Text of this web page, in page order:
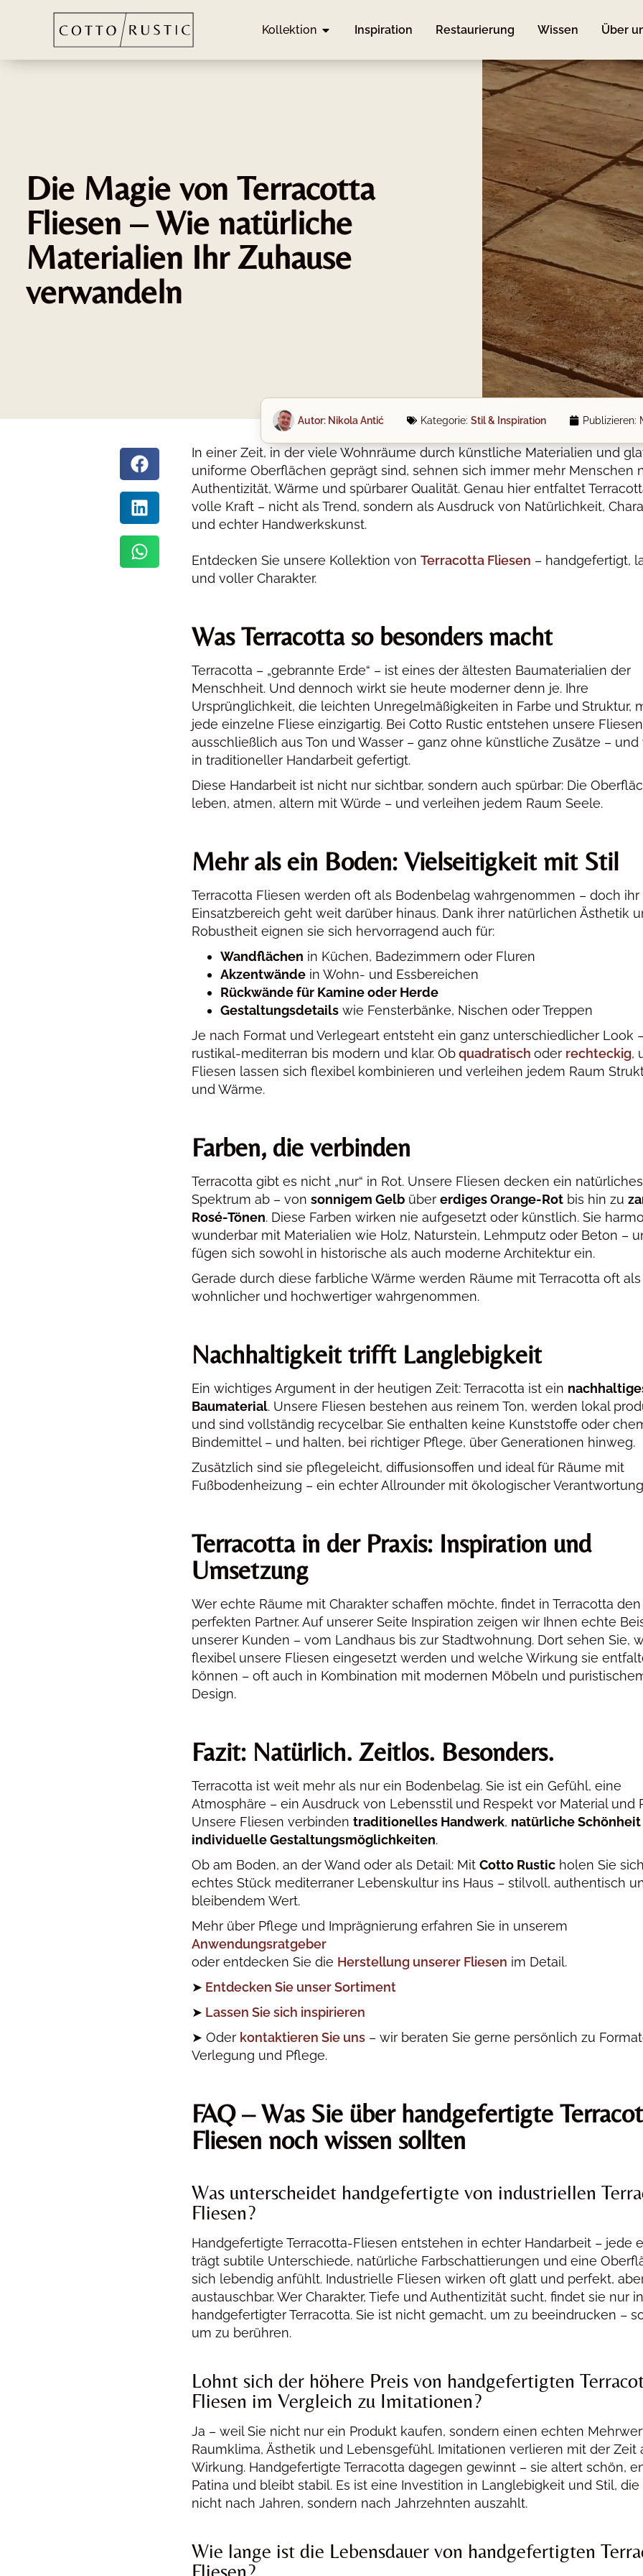
Kollektion Inspiration Restaurierung Wissen Über
Die Magie von Terracotta
Fliesen – Wie natürliche
Materialien Ihr Zuhause
verwandeln
Autor: Nikola Antić Kategorie: Stil & Inspiration Publizieren:
In einer Zeit, in der viele Wohnräume durch künstliche Materialien und
uniforme Oberflächen geprägt sind, sehnen sich immer mehr Menschen
Authentizität, Wärme und spürbarer Qualität. Genau hier entfaltet
volle Kraft – nicht als Trend, sondern als Ausdruck von Natürlichkeit,
und echter Handwerkskunst.
Entdecken Sie unsere Kollektion von Terracotta Fliesen – handgefertigt,
und voller Charakter.
Was Terracotta so besonders macht
Terracotta – „gebrannte Erde“ – ist eines der ältesten Baumaterialien der
Menschheit. Und dennoch wirkt sie heute moderner denn je. Ihre
Ursprünglichkeit, die leichten Unregelmäßigkeiten in Farbe und Struktur,
jede einzelne Fliese einzigartig. Bei Cotto Rustic entstehen unsere Fliesen
ausschließlich aus Ton und Wasser – ganz ohne künstliche Zusätze –
in traditioneller Handarbeit gefertigt.
Diese Handarbeit ist nicht nur sichtbar, sondern auch spürbar: Die
leben, atmen, altern mit Würde – und verleihen jedem Raum Seele.
Mehr als ein Boden: Vielseitigkeit mit Stil
Terracotta Fliesen werden oft als Bodenbelag wahrgenommen – doch ihr
Einsatzbereich geht weit darüber hinaus. Dank ihrer natürlichen Ästhetik
Robustheit eignen sie sich hervorragend auch für:
Wandflächen in Küchen, Badezimmern oder Fluren
Akzentwände in Wohn- und Essbereichen
Rückwände für Kamine oder Herde
Gestaltungsdetails wie Fensterbänke, Nischen oder Treppen
Je nach Format und Verlegeart entsteht ein ganz unterschiedlicher Look
rustikal-mediterran bis modern und klar. Obquadratisch oder rechteckig,
Fliesen lassen sich flexibel kombinieren und verleihen jedem Raum
und Wärme.
Farben, die verbinden
Terracotta gibt es nicht „nur“ in Rot. Unsere Fliesen decken ein natürliches
Spektrum ab – von sonnigem Gelb über erdiges Orange-Rot bis hin zu
Rosé-Tönen. Diese Farben wirken nie aufgesetzt oder künstlich. Sie
wunderbar mit Materialien wie Holz, Naturstein, Lehmputz oder Beton –
fügen sich sowohl in historische als auch moderne Architektur ein.
Gerade durch diese farbliche Wärme werden Räume mit Terracotta oft als
wohnlicher und hochwertiger wahrgenommen.
Nachhaltigkeit trifft Langlebigkeit
Ein wichtiges Argument in der heutigen Zeit: Terracotta ist ein
Baumaterial. Unsere Fliesen bestehen aus reinem Ton, werden lokal
und sind vollständig recycelbar. Sie enthalten keine Kunststoffe oder
Bindemittel – und halten, bei richtiger Pflege, über Generationen hinweg.
Zusätzlich sind sie pflegeleicht, diffusionsoffen und ideal für Räume mit
Fußbodenheizung – ein echter Allrounder mit ökologischer
Terracotta in der Praxis: Inspiration und
Umsetzung
Wer echte Räume mit Charakter schaffen möchte, findet in Terracotta den
perfekten Partner. Auf unserer Seite Inspiration zeigen wir Ihnen echte
unserer Kunden – vom Landhaus bis zur Stadtwohnung. Dort sehen Sie,
flexibel unsere Fliesen eingesetzt werden und welche Wirkung sie
können – oft auch in Kombination mit modernen Möbeln und
Design.
Fazit: Natürlich. Zeitlos. Besonders.
Terracotta ist weit mehr als nur ein Bodenbelag. Sie ist ein Gefühl, eine
Atmosphäre – ein Ausdruck von Lebensstil und Respekt vor Material und
Unsere Fliesen verbinden traditionelles Handwerk, natürliche Schönheit
individuelle Gestaltungsmöglichkeiten.
Ob am Boden, an der Wand oder als Detail: Mit Cotto Rustic holen Sie
echtes Stück mediterraner Lebenskultur ins Haus – stilvoll, authentisch
bleibendem Wert.
Mehr über Pflege und Imprägnierung erfahren Sie in unserem
Anwendungsratgeber
oder entdecken Sie die Herstellung unserer Fliesen im Detail.
➤ Entdecken Sie unser Sortiment
➤ Lassen Sie sich inspirieren
➤ Oder kontaktieren Sie uns – wir beraten Sie gerne persönlich zu
Verlegung und Pflege.
FAQ – Was Sie über handgefertigte
Fliesen noch wissen sollten
Was unterscheidet handgefertigte von industriellen
Fliesen?
Handgefertigte Terracotta-Fliesen entstehen in echter Handarbeit – jede
trägt subtile Unterschiede, natürliche Farbschattierungen und eine
sich lebendig anfühlt. Industrielle Fliesen wirken oft glatt und perfekt,
austauschbar. Wer Charakter, Tiefe und Authentizität sucht, findet sie nur in
handgefertigter Terracotta. Sie ist nicht gemacht, um zu beeindrucken –
um zu berühren.
Lohnt sich der höhere Preis von handgefertigten
Fliesen im Vergleich zu Imitationen?
Ja – weil Sie nicht nur ein Produkt kaufen, sondern einen echten
Raumklima, Ästhetik und Lebensgefühl. Imitationen verlieren mit der Zeit
Wirkung. Handgefertigte Terracotta dagegen gewinnt – sie altert schön,
Patina und bleibt stabil. Es ist eine Investition in Langlebigkeit und Stil, die
nicht nach Jahren, sondern nach Jahrzehnten auszahlt.
Wie lange ist die Lebensdauer von handgefertigten
Fliesen?